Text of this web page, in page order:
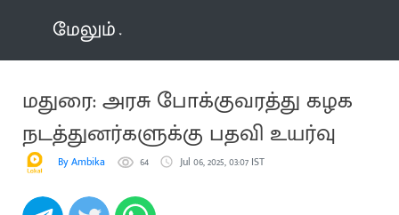
மேலும்
மதுரை: அரசு போக்குவரத்து கழக
நடத்துனர்களுக்கு பதவி உயர்வு
By Ambika 64 Jul 06, 2025, 03:07 IST